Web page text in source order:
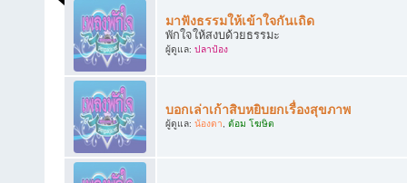
มาฟังธรรมให้เข้าใจกันเถิด
พักใจให้สงบด้วยธรรมะ
ผู้ดูแล: ปลาป๋อง
บอกเล่าเก้าสิบหยิบยกเรื่องสุขภาพ
ผู้ดูแล: น้องดา, ต้อม โฆษิต